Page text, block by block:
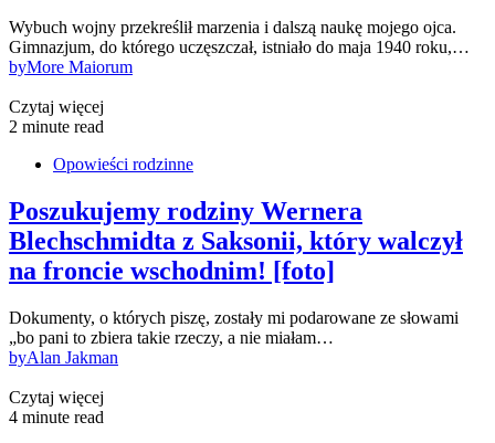
Wybuch wojny przekreślił marzenia i dalszą naukę mojego ojca.
Gimnazjum, do którego uczęszczał, istniało do maja 1940 roku,…
byMore Maiorum
Czytaj więcej
2 minute read
Opowieści rodzinne
Poszukujemy rodziny Wernera
Blechschmidta z Saksonii, który walczył
na froncie wschodnim! [foto]
Dokumenty, o których piszę, zostały mi podarowane ze słowami
„bo pani to zbiera takie rzeczy, a nie miałam…
byAlan Jakman
Czytaj więcej
4 minute read